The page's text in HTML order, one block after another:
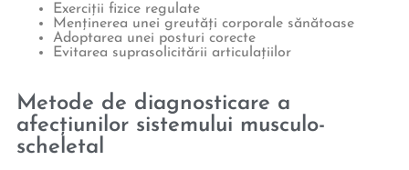
Exerciții fizice regulate
Menținerea unei greutăți corporale sănătoase
Adoptarea unei posturi corecte
Evitarea suprasolicitării articulațiilor
Metode de diagnosticare a
afecțiunilor sistemului musculo-
scheletal